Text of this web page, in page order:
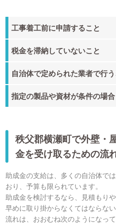
工事着工前に申請すること
税金を滞納していないこと
自治体で定められた業者で行
指定の製品や資材が条件の場
秩父郡横瀬町で外壁・
金を受け取るための流
助成金の支給は、多くの自治体で
おり、予算も限られています。
助成金を検討するなら、見積もり
早めに取り掛からなくてはならな
流れは、おおむね次のようになって